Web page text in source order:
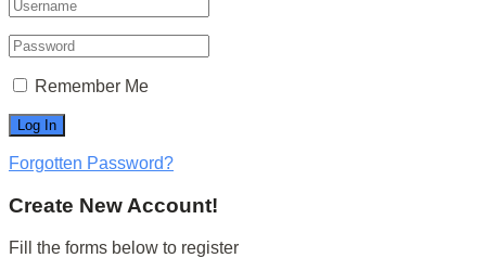
Remember Me
Forgotten Password?
Create New Account!
Fill the forms below to register